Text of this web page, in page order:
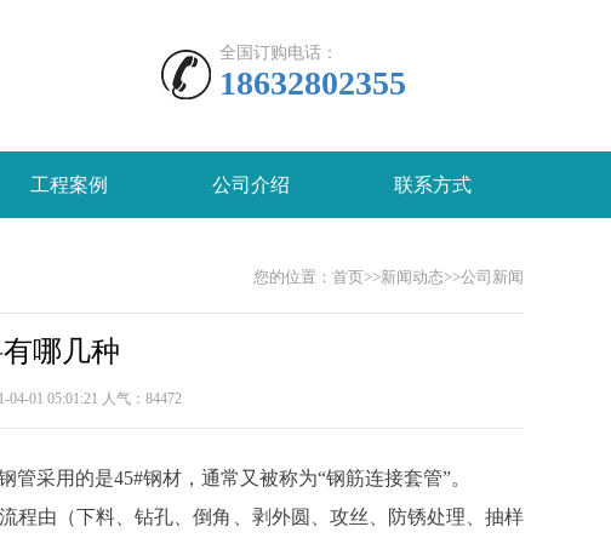
全国订购电话：
18632802355
工程案例 公司介绍 联系方式
您的位置： 首页>>新闻动态>>公司新闻
哪几种
01 05:01:21 人气： 84472
采用的是45#钢材，通常又被称为“钢筋连接套管”。
程由（下料、钻孔、倒角、剥外圆、攻丝、防锈处理、抽样